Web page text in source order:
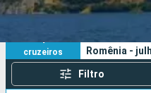
1
cruzeiros
Romênia -
Filtro